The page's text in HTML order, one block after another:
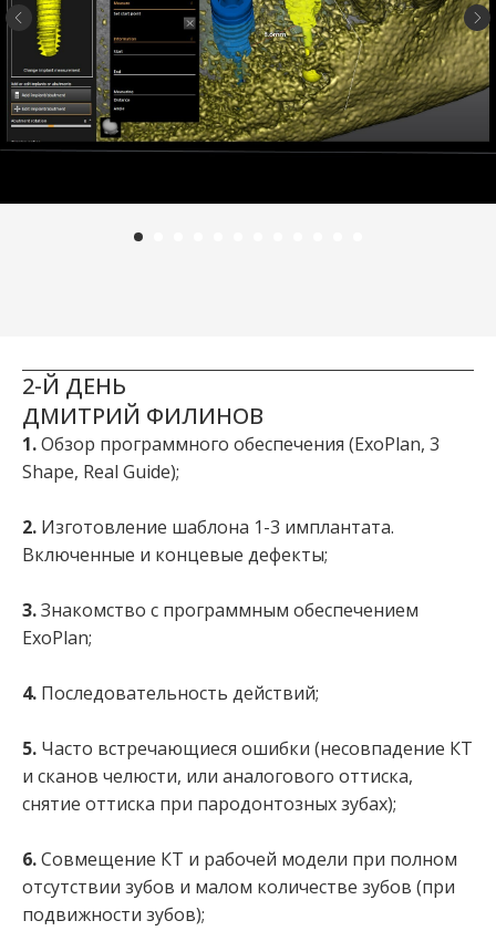
2-Й ДЕНЬ
ДМИТРИЙ ФИЛИНОВ
1.Обзор программного обеспечения (ExoPlan, 3
Shape, Real Guide);
2. Изготовление шаблона 1-3 имплантата.
Включенные и концевые дефекты;
3.Знакомство с программным обеспечением
ExoPlan;
4. Последовательность действий;
5. Часто встречающиеся ошибки (несовпадение КТ
и сканов челюсти, или аналогового оттиска,
снятие оттиска при пародонтозных зубах);
6.Совмещение КТ и рабочей модели при полном
отсутствии зубов и малом количестве зубов (при
подвижности зубов);